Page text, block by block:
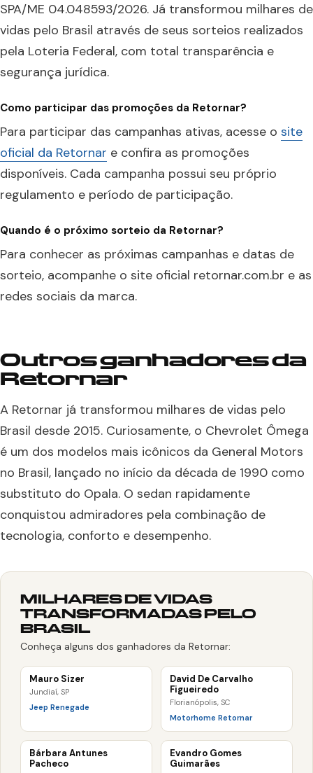
SPA/ME 04.048593/2026. Já transformou milhares de
vidas pelo Brasil através de seus sorteios realizados
pela Loteria Federal, com total transparência e
segurança jurídica.
Como participar das promoções da Retornar?
Para participar das campanhas ativas, acesse o site
oficial da Retornar e confira as promoções
disponíveis. Cada campanha possui seu próprio
regulamento e período de participação.
Quando é o próximo sorteio da Retornar?
Para conhecer as próximas campanhas e datas de
sorteio, acompanhe o site oficial retornar.com.br e as
redes sociais da marca.
Outros ganhadores da
Retornar
A Retornar já transformou milhares de vidas pelo
Brasil desde 2015. Curiosamente, o Chevrolet Ômega
é um dos modelos mais icônicos da General Motors
no Brasil, lançado no início da década de 1990 como
substituto do Opala. O sedan rapidamente
conquistou admiradores pela combinação de
tecnologia, conforto e desempenho.
MILHARES DE VIDAS
TRANSFORMADAS PELO
BRASIL
Conheça alguns dos ganhadores da Retornar:
Mauro Sizer
Jundiaí, SP
Jeep Renegade
David De Carvalho
Figueiredo
Florianópolis, SC
Motorhome Retornar
Bárbara Antunes
Pacheco
Evandro Gomes
Guimarães